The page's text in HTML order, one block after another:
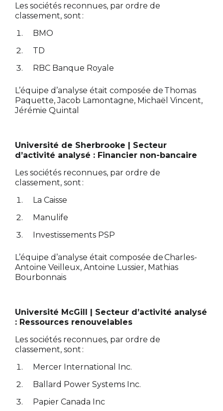
Les sociétés reconnues, par ordre de
classement, sont :
BMO
TD
RBC Banque Royale
L’équipe d’analyse était composée de Thomas
Paquette, Jacob Lamontagne, Michaël Vincent,
Jérémie Quintal
Université de Sherbrooke | Secteur
d’activité analysé : Financier non-bancaire
Les sociétés reconnues, par ordre de
classement, sont :
La Caisse
Manulife
Investissements PSP
L’équipe d’analyse était composée de Charles-
Antoine Veilleux, Antoine Lussier, Mathias
Bourbonnais
Université McGill | Secteur d’activité analysé
: Ressources renouvelables
Les sociétés reconnues, par ordre de
classement, sont :
Mercer International Inc.
Ballard Power Systems Inc.
Papier Canada Inc